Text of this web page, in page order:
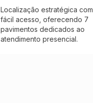
Localização estratégica com
fácil acesso, oferecendo 7
pavimentos dedicados ao
atendimento presencial.